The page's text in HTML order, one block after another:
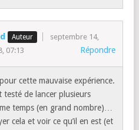
ce test.
avec impatience la sortie
X2 en france…
tablette chromeOS 10pouces
!
site et de m’avoir fait